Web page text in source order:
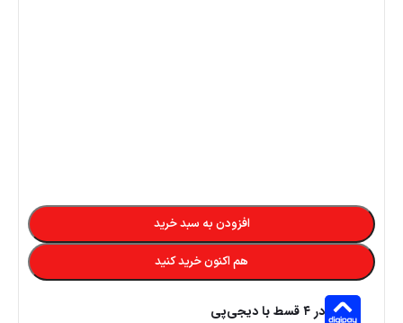
افزودن به سبد خرید
هم اکنون خرید کنید
در ۴ قسط با دیجی‌پی